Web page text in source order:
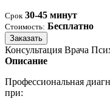
Срок 30-45 минут
Стоимость: Бесплатно
Заказать
Консультация Врача
Описание
Профессиональная
при: